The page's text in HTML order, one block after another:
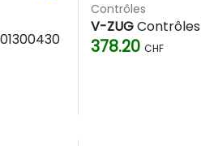
Contrôles
V-ZUGContrôles
378.20 CHF